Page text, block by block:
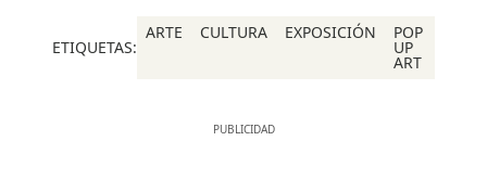
ETIQUETAS:
ARTE CULTURA EXPOSICIÓN POP
UP
ART